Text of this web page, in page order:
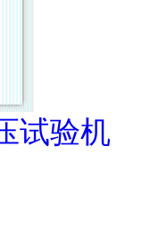
试验机